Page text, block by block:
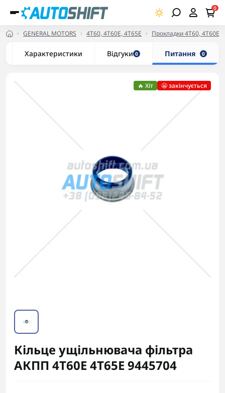
0
GENERAL MOTORS 4T60, 4T60E, 4Т65E Прокладки 4T60, 4T60E,
Характеристики Відгуки 0 Питання 0
🔥 Хіт 😬 закінчується
Кільце ущільнювача фільтра
АКПП 4Т60Е 4T65E 9445704